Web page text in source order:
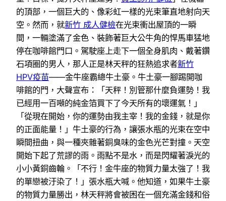
的頂部，一個巨大的、像彩虹一樣的光束筆直地射向天
空。然而，就新竹 成人健檢在光束衝出屋頂的一瞬
間，一輛塗滿了金色、裝飾著巨大公牛角的悍馬車猛地
停在咖啡館門口。駕駛座上走下一個全身肌肉、戴著鑽
石項圈的男人，那人正是林天秤的狂熱追求者新竹
HPV疫苗——金牛座霸總牛土豪。牛土豪一腳踢開咖
啡館的門，大聲宣布：「天秤！別管那什麼負運勢！我
已經用一百噸的純金箔買下了今天所有的壞運氣！」
「從現在開始，你的運勢由我主宰！我的金錢，就是你
的正面能量！」牛土豪的行為，讓張水瓶的光束在空中
瞬間扭曲，與一種夾雜著銅臭味的金色光芒對撞。天空
開始下起了荒謬的雨。雨點不是水，而是閃耀著淚光的
小小黃銅齒輪。「不行！金牛座的物質力量太強了！我
的單戀被汙染了！」張水瓶大喊。他知道，如果牛土豪
的物質力量勝出，林天秤將會被困在一個充滿金錢和俗